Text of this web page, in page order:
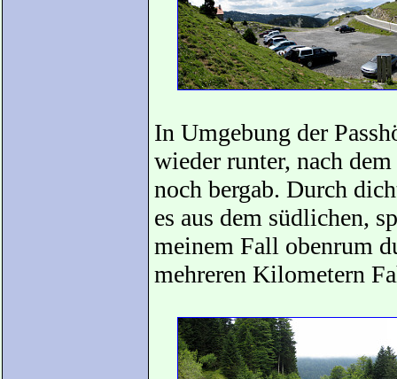
In Umgebung der
wieder runter, nach dem
noch bergab. Durch
es aus dem südlichen,
meinem Fall obenrum
mehreren Kilometern